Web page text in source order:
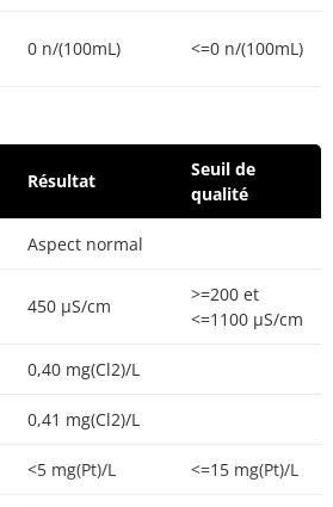
0 n/(100mL) <=0 n/(100mL)
Résultat
Seuil de
qualité
Aspect normal
450 µS/cm
>=200 et
<=1100 µS/cm
0,40 mg(Cl2)/L
0,41 mg(Cl2)/L
<5 mg(Pt)/L <=15 mg(Pt)/L